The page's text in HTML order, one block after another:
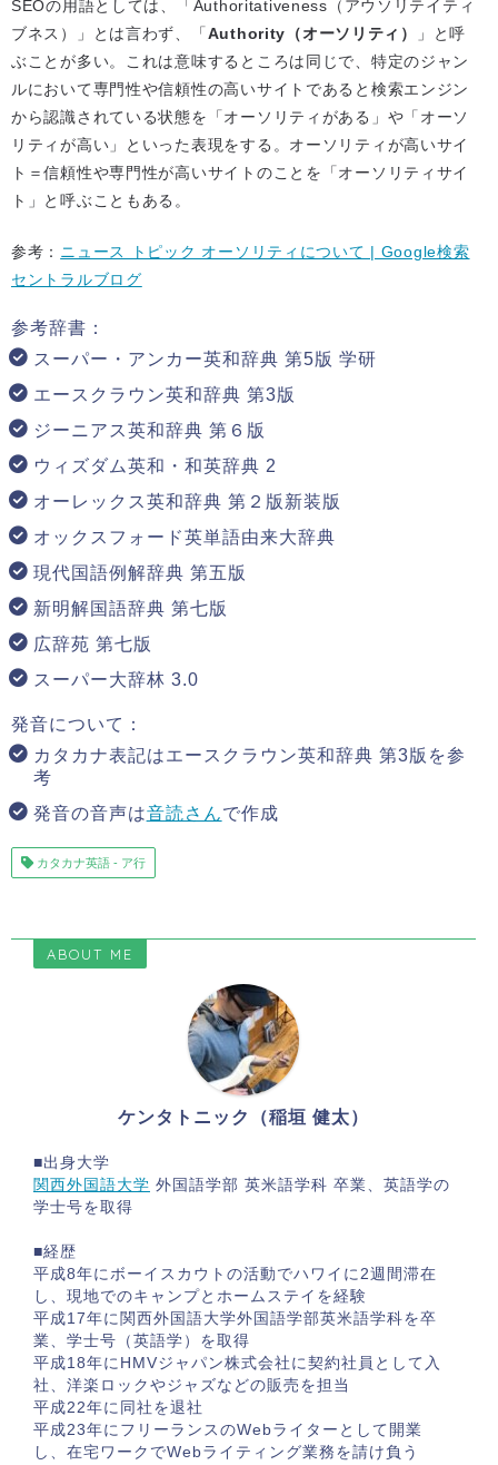
SEOの用語としては、「Authoritativeness（アウソリテイティ
ブネス）」とは言わず、「Authority（オーソリティ）
」と呼
ぶことが多い。これは意味するところは同じで、特定のジャン
ルにおいて専門性や信頼性の高いサイトであると検索エンジン
から認識されている状態を「オーソリティがある」や「オーソ
リティが高い」といった表現をする。オーソリティが高いサイ
ト＝信頼性や専門性が高いサイトのことを「オーソリティサイ
ト」と呼ぶこともある。
参考： ニュース トピック オーソリティについて | Google検索
セントラルブログ
参考辞書：
スーパー・アンカー英和辞典 第5版 学研
エースクラウン英和辞典 第3版
ジーニアス英和辞典 第６版
ウィズダム英和・和英辞典 2
オーレックス英和辞典 第２版新装版
オックスフォード英単語由来大辞典
現代国語例解辞典 第五版
新明解国語辞典 第七版
広辞苑 第七版
スーパー大辞林 3.0
発音について：
カタカナ表記はエースクラウン英和辞典 第3版を参
考
発音の音声は音読さんで作成
カタカナ英語 - ア行
ABOUT ME
ケンタトニック（稲垣 健太）
■出身大学
関西外国語大学 外国語学部 英米語学科 卒業、英語学の
学士号を取得
■経歴
平成8年にボーイスカウトの活動でハワイに2週間滞在
し、現地でのキャンプとホームステイを経験
平成17年に関西外国語大学外国語学部英米語学科を卒
業、学士号（英語学）を取得
平成18年にHMVジャパン株式会社に契約社員として入
社、洋楽ロックやジャズなどの販売を担当
平成22年に同社を退社
平成23年にフリーランスのWebライターとして開業
し、在宅ワークでWebライティング業務を請け負う